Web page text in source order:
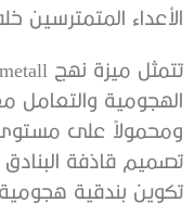
الأعداء المتمترسين
الهجومية والتعامل
ومحمولاً على مستوى
تصميم قاذفة البنادق
تكوين بندقية